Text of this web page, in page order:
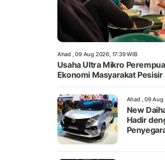
Ahad , 09 Aug 2026, 17:39 WIB
Usaha Ultra Mikro
Ekonomi Masyarakat Pesisir
Ahad , 09 Aug
New
Hadir